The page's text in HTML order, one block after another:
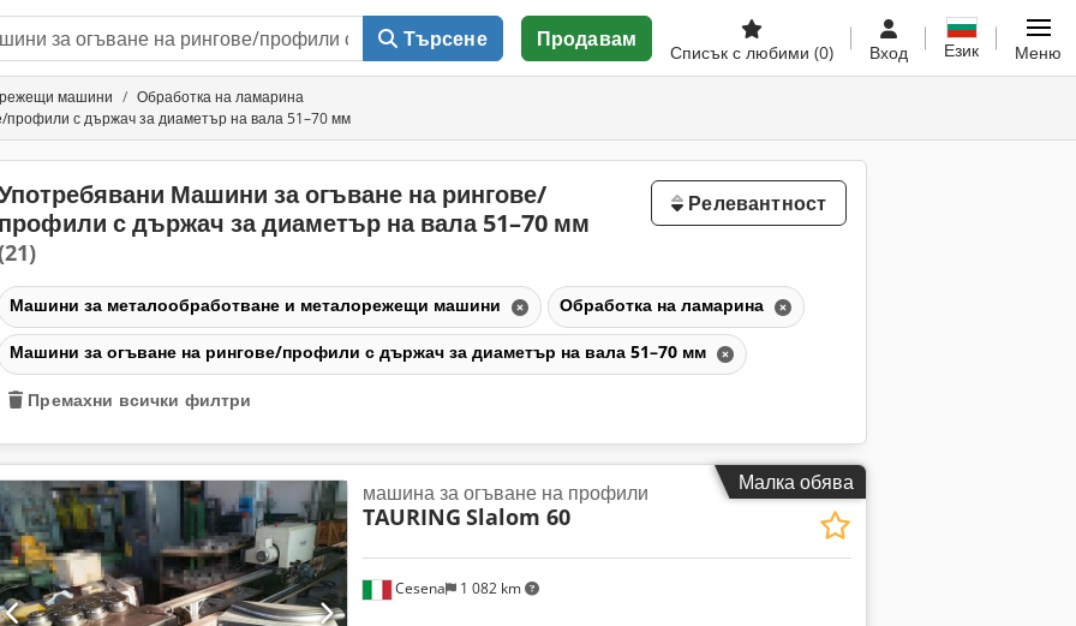
Търсене Продавам
Списък с любими (0) Вход Език Меню
машини
Обработка на ламарина
с държач за диаметър на вала 51–70 мм
Машини за огъване на рингове/
профили с държач за диаметър на вала 51–70 мм
Релевантност
Машини за металообработване и металорежещи машини Обработка на ламарина
Машини за огъване на рингове/профили с държач за диаметър на вала 51–70 мм
Премахни всички филтри
Малка обява
Cesena 1 082 km
машина за огъване на профили
TAURING Slalom 60